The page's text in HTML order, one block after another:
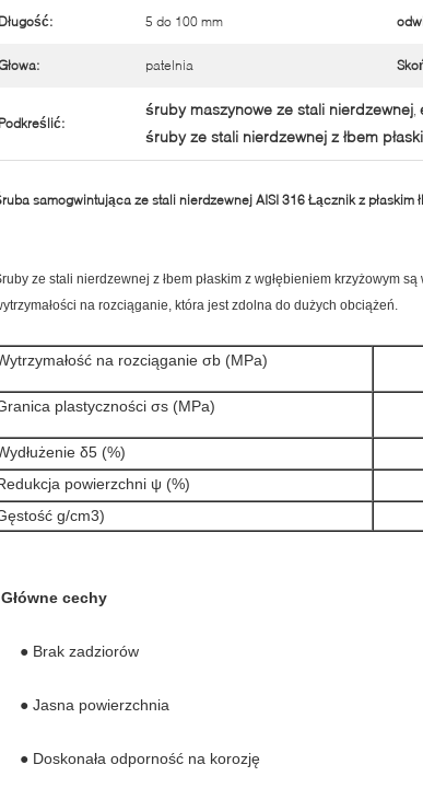
5 do 100 mm
patelnia
śruby maszynowe ze stali nierdzewnej,
śruby ze stali nierdzewnej z łbem
samogwintująca ze stali nierdzewnej AISI 316 Łącznik z płaskim
ze stali nierdzewnej z łbem płaskim z wgłębieniem krzyżowym
na rozciąganie, która jest zdolna do dużych obciążeń.
na rozciąganie σb (MPa)
plastyczności σs (MPa)
δ5 (%)
powierzchni ψ (%)
g/cm3)
Główne cechy
● Brak zadziorów
● Jasna powierzchnia
● Doskonała odporność na korozję